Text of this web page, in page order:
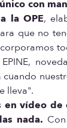
con
la OPE,
que no
cuando
lleva".
en vídeo de
nada.